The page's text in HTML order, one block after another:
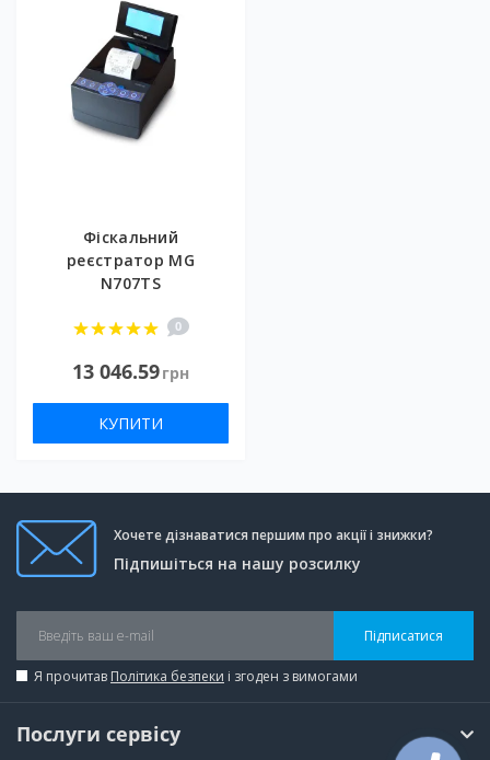
Фіскальний
реєстратор MG
N707TS
0
13 046.59грн
КУПИТИ
Хочете дізнаватися першим про акції і знижки?
Підпишіться на нашу розсилку
Підписатися
Я прочитав Політика безпеки і згоден з вимогами
Послуги сервісу